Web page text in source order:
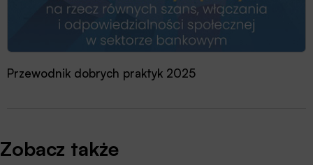
Przewodnik dobrych praktyk 2025
Zobacz także